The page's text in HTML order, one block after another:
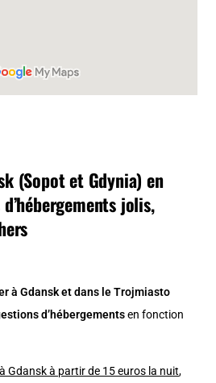
(Sopot et Gdynia) en
jolis,
à Gdansk et dans le Trojmiasto
d’hébergementsen fonction
Gdansk à partir de 15 euros la nuit,